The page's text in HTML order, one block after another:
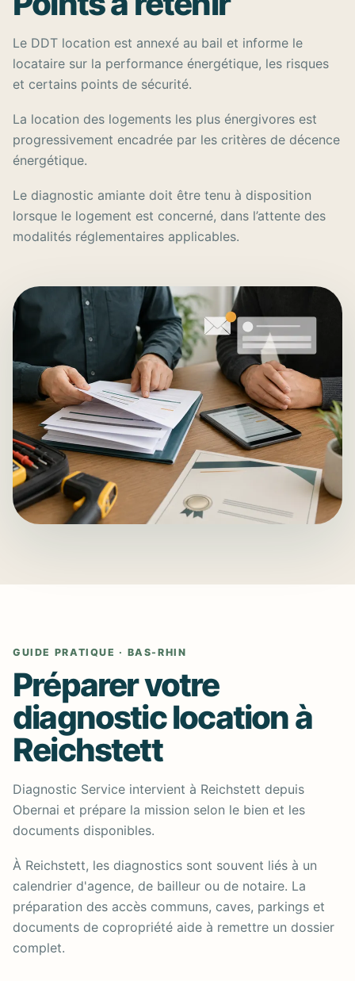
Le DDT location est annexé au bail et informe le
locataire sur la performance énergétique, les risques
et certains points de sécurité.
La location des logements les plus énergivores est
progressivement encadrée par les critères de décence
énergétique.
Le diagnostic amiante doit être tenu à disposition
lorsque le logement est concerné, dans l’attente des
modalités réglementaires applicables.
GUIDE PRATIQUE · BAS-RHIN
Préparer votre
diagnostic location à
Reichstett
Diagnostic Service intervient à Reichstett depuis
Obernai et prépare la mission selon le bien et les
documents disponibles.
À Reichstett, les diagnostics sont souvent liés à un
calendrier d'agence, de bailleur ou de notaire. La
préparation des accès communs, caves, parkings et
documents de copropriété aide à remettre un dossier
complet.